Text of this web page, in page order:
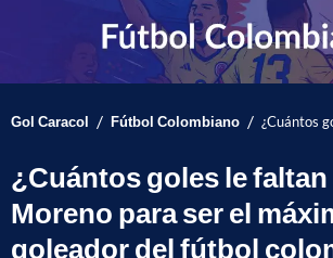
Gol Caracol / Fútbol Colombiano / ¿Cuántos
¿Cuántos goles le faltan
Moreno para ser el
goleador del fútbol